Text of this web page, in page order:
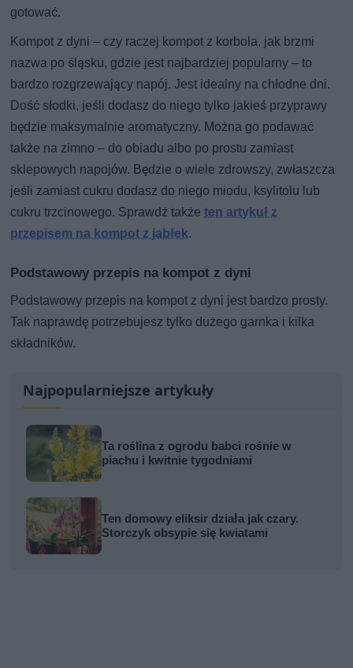
gotować.
Kompot z dyni – czy raczej kompot z korbola, jak brzmi
nazwa po śląsku, gdzie jest najbardziej popularny – to
bardzo rozgrzewający napój. Jest idealny na chłodne dni.
Dość słodki, jeśli dodasz do niego tylko jakieś przyprawy
będzie maksymalnie aromatyczny. Można go podawać
także na zimno – do obiadu albo po prostu zamiast
sklepowych napojów. Będzie o wiele zdrowszy, zwłaszcza
jeśli zamiast cukru dodasz do niego miodu, ksylitolu lub
cukru trzcinowego. Sprawdź takżeten artykuł z
przepisem na kompot z jabłek.
Podstawowy przepis na kompot z dyni
Podstawowy przepis na kompot z dyni jest bardzo prosty.
Tak naprawdę potrzebujesz tylko dużego garnka i kilka
składników.
Najpopularniejsze artykuły
Ta roślina z ogrodu babci rośnie w
piachu i kwitnie tygodniami
Ten domowy eliksir działa jak czary.
Storczyk obsypie się kwiatami